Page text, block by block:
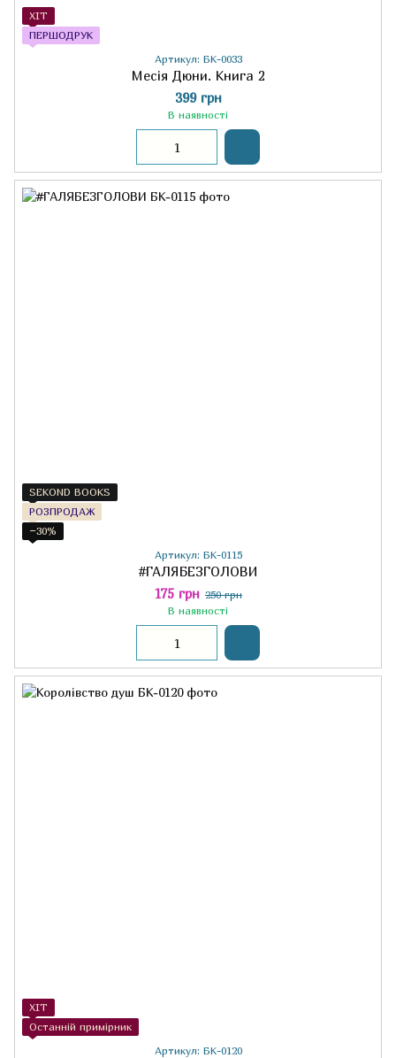
ХІТ
ПЕРШОДРУК
Артикул: БК-0033
Месія Дюни. Книга 2
399 грн
В наявності
SEKOND BOOKS
РОЗПРОДАЖ
−30%
Артикул: БК-0115
#ГАЛЯБЕЗГОЛОВИ
175 грн 250 грн
В наявності
ХІТ
Останній примірник
Артикул: БК-0120